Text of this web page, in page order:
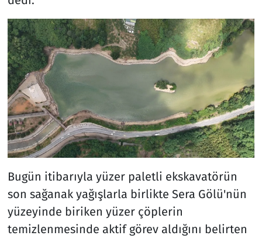
Bugün itibarıyla yüzer paletli ekskavatörün
son sağanak yağışlarla birlikte Sera Gölü'nün
yüzeyinde biriken yüzer çöplerin
temizlenmesinde aktif görev aldığını belirten